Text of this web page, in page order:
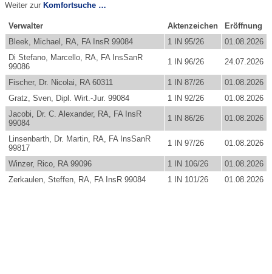
Weiter zur Komfortsuche …
Verwalter Aktenzeichen
Eröffnung
Bleek, Michael, RA, FA InsR 99084
1 IN 95/26
01.08.2026
Di Stefano, Marcello, RA, FA InsSanR
99086
1 IN 96/26 24.07.2026
Fischer, Dr. Nicolai, RA 60311 1 IN 87/26
01.08.2026
Gratz, Sven, Dipl. Wirt.-Jur. 99084
1 IN 92/26
01.08.2026
Jacobi, Dr. C. Alexander, RA, FA InsR
99084
1 IN 86/26 01.08.2026
Linsenbarth, Dr. Martin, RA, FA InsSanR
99817
1 IN 97/26 01.08.2026
Winzer, Rico, RA 99096 1 IN 106/26
01.08.2026
Zerkaulen, Steffen, RA, FA InsR 99084
1 IN 101/26 01.08.2026